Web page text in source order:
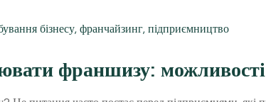
франшизу: можливості